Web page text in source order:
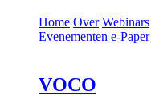
Home Over Webinars
Evenementen e-Paper
VOCO